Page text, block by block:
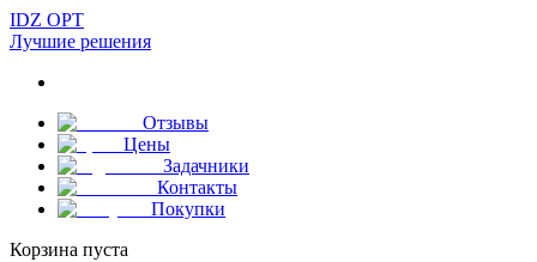
IDZ OPT
Лучшие решения
Отзывы
Цены
Задачники
Контакты
Покупки
Корзина пуста